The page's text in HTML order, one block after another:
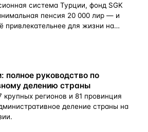
система Турции, фонд SGK
пенсия 20 000 лир — и
привлекательнее для жизни на
полное руководство по
делению страны
крупных регионов и 81 провинция
деление страны на